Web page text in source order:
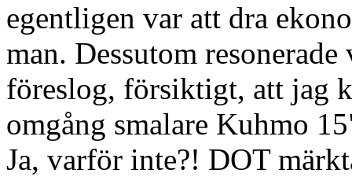
egentligen var att dra
man. Dessutom
föreslog, försiktigt, att jag
omgång smalare Kuhmo
Ja, varför inte?! DOT